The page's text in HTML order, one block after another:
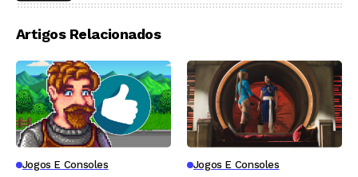
Artigos Relacionados
Jogos E Consoles Jogos E Consoles